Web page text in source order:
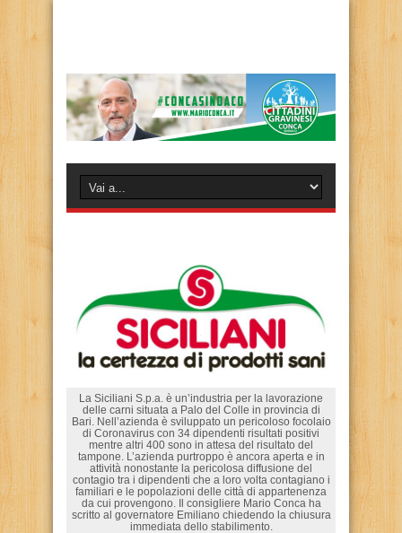
La Siciliani S.p.a. è un’industria per la lavorazione
delle carni situata a Palo del Colle in provincia di
Bari. Nell’azienda è sviluppato un pericoloso focolaio
di Coronavirus con 34 dipendenti risultati positivi
mentre altri 400 sono in attesa del risultato del
tampone. L’azienda purtroppo è ancora aperta e in
attività nonostante la pericolosa diffusione del
contagio tra i dipendenti che a loro volta contagiano i
familiari e le popolazioni delle città di appartenenza
da cui provengono. Il consigliere Mario Conca ha
scritto al governatore Emiliano chiedendo la chiusura
immediata dello stabilimento.